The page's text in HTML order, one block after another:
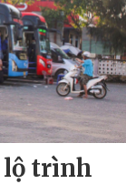
lộ trình